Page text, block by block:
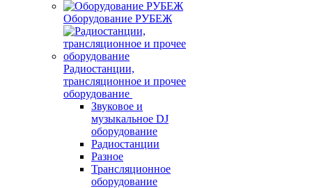
Оборудование РУБЕЖ
Радиостанции,
трансляционное и прочее
оборудование
Звуковое и
музыкальное DJ
оборудование
Радиостанции
Разное
Трансляционное
оборудование